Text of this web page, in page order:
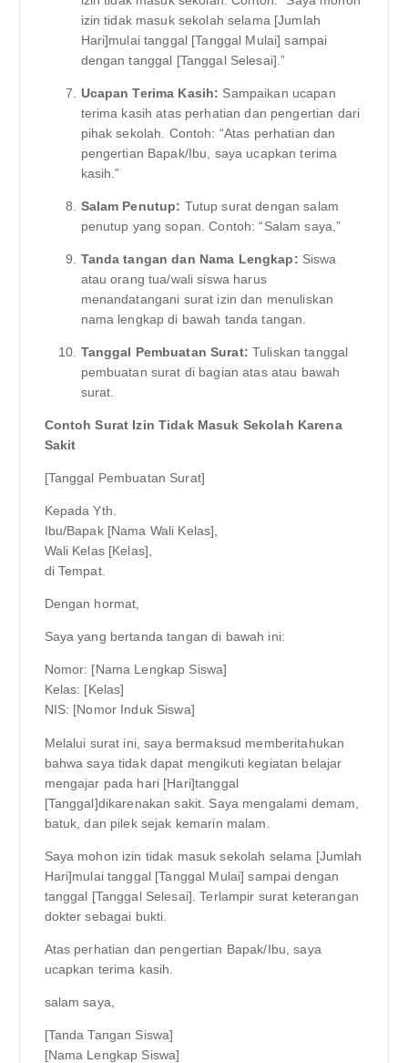
izin tidak masuk sekolah selama [Jumlah
Hari]mulai tanggal [Tanggal Mulai] sampai
dengan tanggal [Tanggal Selesai].”
Ucapan Terima Kasih: Sampaikan ucapan
terima kasih atas perhatian dan pengertian dari
pihak sekolah. Contoh: “Atas perhatian dan
pengertian Bapak/Ibu, saya ucapkan terima
kasih.”
Salam Penutup: Tutup surat dengan salam
penutup yang sopan. Contoh: “Salam saya,”
Tanda tangan dan Nama Lengkap: Siswa
atau orang tua/wali siswa harus
menandatangani surat izin dan menuliskan
nama lengkap di bawah tanda tangan.
Tanggal Pembuatan Surat: Tuliskan tanggal
pembuatan surat di bagian atas atau bawah
surat.
Contoh Surat Izin Tidak Masuk Sekolah Karena
Sakit
[Tanggal Pembuatan Surat]
Kepada Yth.
Ibu/Bapak [Nama Wali Kelas],
Wali Kelas [Kelas],
di Tempat.
Dengan hormat,
Saya yang bertanda tangan di bawah ini:
Nomor: [Nama Lengkap Siswa]
Kelas: [Kelas]
NIS: [Nomor Induk Siswa]
Melalui surat ini, saya bermaksud memberitahukan
bahwa saya tidak dapat mengikuti kegiatan belajar
mengajar pada hari [Hari]tanggal
[Tanggal]dikarenakan sakit. Saya mengalami demam,
batuk, dan pilek sejak kemarin malam.
Saya mohon izin tidak masuk sekolah selama [Jumlah
Hari]mulai tanggal [Tanggal Mulai] sampai dengan
tanggal [Tanggal Selesai]. Terlampir surat keterangan
dokter sebagai bukti.
Atas perhatian dan pengertian Bapak/Ibu, saya
ucapkan terima kasih.
salam saya,
[Tanda Tangan Siswa]
[Nama Lengkap Siswa]